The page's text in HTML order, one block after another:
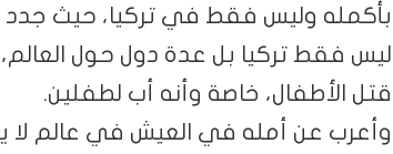
بأكمله وليس فقط في تركيا، حيث
ليس فقط تركيا بل عدة دول حول
قتل الأطفال، خاصة وأنه أب لطفلين.
وأعرب عن أمله في العيش في عالم لا